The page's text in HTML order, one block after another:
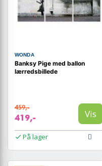
WONDA
Banksy Pige med ballon
lærredsbillede
459,-
419,- Vis
På lager